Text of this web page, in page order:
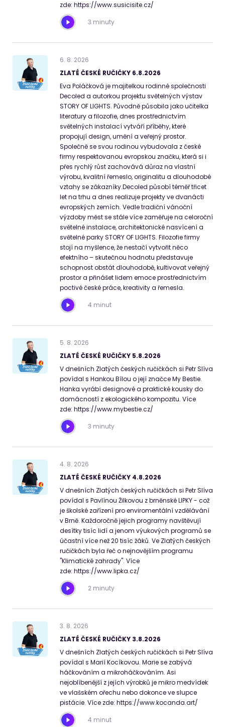
zde: https://www.susicisite.cz/
3 minuty
6. 8. 2026
ZLATÉ ČESKÉ RUČIČKY 6.8.2026
Eva Poláčková je majitelkou rodinné společnosti
Decoled a autorkou projektu světelných výstav
STORY OF LIGHTS. Původně působila jako učitelka
literatury a filozofie, dnes prostřednictvím
světelných instalací vytváří příběhy, které
propojují design, umění a veřejný prostor.
Společně se svou rodinou vybudovala z české
firmy respektovanou evropskou značku, která si i
přes rychlý růst zachovává důraz na vlastní
výrobu, kvalitní řemeslo, originalitu a dlouhodobé
vztahy se zákazníky.Decoled působí téměř třicet
let na trhu a dnes realizuje projekty ve dvanácti
evropských zemích. Vedle tradiční vánoční
výzdoby měst se stále více zaměřuje na celoroční
světelné instalace, architektonické nasvícení a
světelné parky STORY OF LIGHTS. Filozofie firmy
stojí na myšlence, že nestačí vytvořit něco
efektního – skutečnou hodnotu představuje
schopnost obstát dlouhodobě, kultivovat veřejný
prostor a přinášet lidem emoce prostřednictvím
poctivé české práce, kreativity a řemesla.
4 minut
5. 8. 2026
ZLATÉ ČESKÉ RUČIČKY 5.8.2026
V dnešních Zlatých českých ručičkách si Petr Slíva
povídal s Hankou Bílou o její značce My Bestie.
Hanka vyrábí designové a praktické kousky do
domácností z ekologického kompozitu. Více
zde: https://www.mybestie.cz/
3 minuty
4. 8. 2026
ZLATÉ ČESKÉ RUČIČKY 4.8.2026
V dnešních Zlatých českých ručičkách si Petr Slíva
povídal s Pavlínou Žilkovou z brněnské LIPKY - což
je školské zařízení pro enviromentální vzdělávání
v Brně. Každoročně jejich programy navštěvují
desítky tisíc lidí a jenom výukových programů se
účastní více než 20 tisíc žáků. Ve Zlatých českých
ručičkách byla řeč o nejnovějším programu
"Klimatické zahrady". Více
zde: https://www.lipka.cz/
2 minuty
3. 8. 2026
ZLATÉ ČESKÉ RUČIČKY 3.8.2026
V dnešních Zlatých českých ručičkách si Petr Slíva
povídal s Marií Kocíkovou. Marie se zabývá
háčkováním a mikroháčkováním. Asi
nejoblíbenější z jejích výrobků je mikro medvídek
ve vlašském ořechu nebo dokonce ve slupce
pistácie. Více zde: https://www.kocanda.art/
4 minut